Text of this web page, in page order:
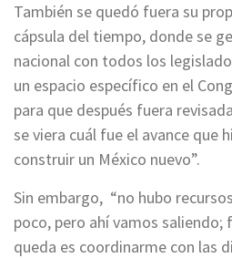
También se quedó fuera su
cápsula del tiempo, donde se
nacional con todos los
un espacio específico en el
para que después fuera
se viera cuál fue el avance que
construir un México nuevo”.
Sin embargo, “no hubo
poco, pero ahí vamos
queda es coordinarme con las